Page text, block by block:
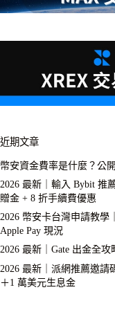
近期文章
幣安資金費率是什麼？公
2026 最新｜輸入 Bybit 推
贈金 + 8 折手續費優惠
2026 幣安卡台灣申請教學
Apple Pay 現況
2026 最新｜Gate 出金全
2026 最新｜派網推薦邀請
＋1 萬美元生息金